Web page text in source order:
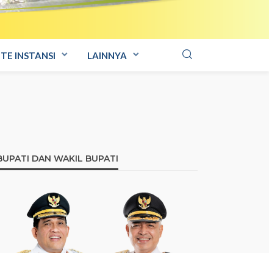
INSTANSI LAINNYA
DAN WAKIL BUPATI